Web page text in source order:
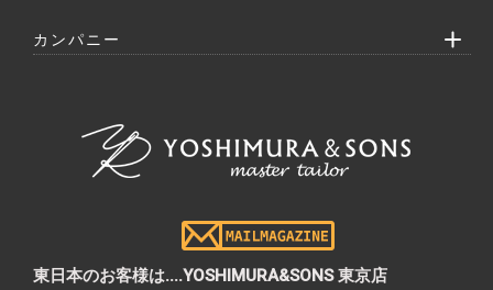
カンパニー
東日本のお客様は....YOSHIMURA&SONS 東京店